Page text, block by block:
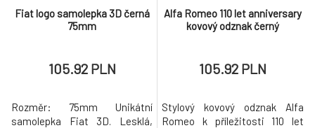
Fiat logo samolepka 3D černá
75mm
105.92 PLN
Rozměr: 75mm Unikátní
samolepka Fiat 3D. Lesklá,
Alfa Romeo 110 let anniversary
kovový odznak černý
105.92 PLN
Stylový kovový odznak Alfa
Romeo k příležitosti 110 let